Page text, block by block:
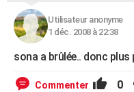
Utilisateur anonyme
1 déc. 2008 à 22:38
sona a brûlée.. donc
Commenter 0